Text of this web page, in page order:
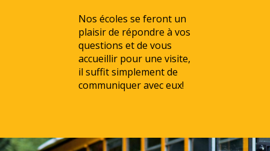
Nos écoles se feront un
plaisir de répondre à vos
questions et de vous
accueillir pour une visite,
il suffit simplement de
communiquer avec eux!